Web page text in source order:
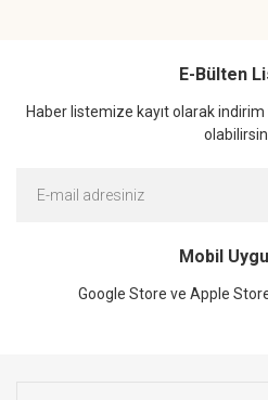
E-Bülten
Haber listemize kayıt olarak
Mobil
Google Store ve Apple